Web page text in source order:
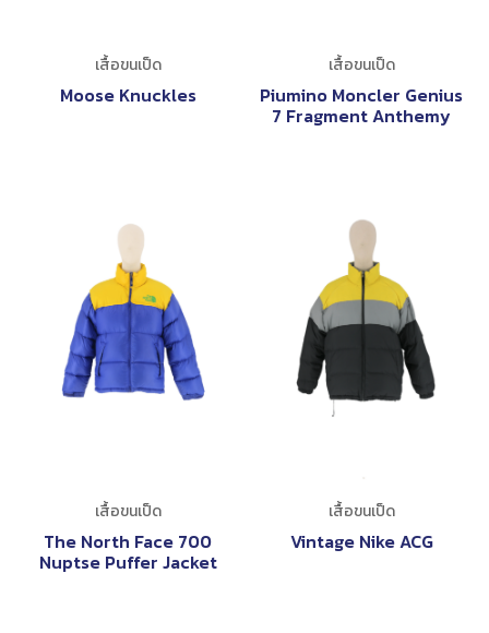
เสื้อขนเป็ด
Moose Knuckles
เสื้อขนเป็ด
Piumino Moncler Genius
7 Fragment Anthemy
เสื้อขนเป็ด
The North Face 700
Nuptse Puffer Jacket
เสื้อขนเป็ด
Vintage Nike ACG